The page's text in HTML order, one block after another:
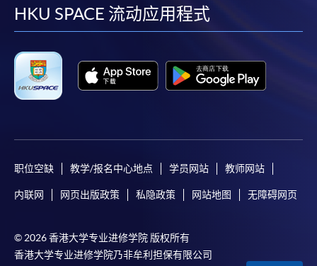
facebook
youtube
linkedin
HKU SPACE 流动应用程式
职位空缺 教学/报名中心地点 学员网站 教师网站
内联网 网页出版政策 私隐政策 网站地图 无障碍网页
© 2026 香港大学专业进修学院 版权所有
香港大学专业进修学院乃非牟利担保有限公司